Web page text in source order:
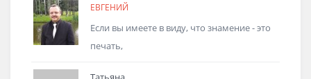
ЕВГЕНИЙ
Если вы имеете в виду, что знамение - это
печать,